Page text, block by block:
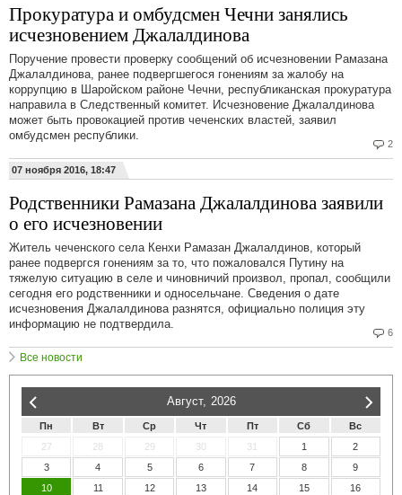
2
Прокуратура и омбудсмен Чечни занялись
исчезновением Джалалдинова
Поручение провести проверку сообщений об исчезновении Рамазана
Джалалдинова, ранее подвергшегося гонениям за жалобу на
коррупцию в Шаройском районе Чечни, республиканская прокуратура
направила в Следственный комитет. Исчезновение Джалалдинова
может быть провокацией против чеченских властей, заявил
омбудсмен республики.
07 ноября 2016, 18:47
6
Родственники Рамазана Джалалдинова заявили
о его исчезновении
Житель чеченского села Кенхи Рамазан Джалалдинов, который
ранее подвергся гонениям за то, что пожаловался Путину на
тяжелую ситуацию в селе и чиновничий произвол, пропал, сообщили
сегодня его родственники и односельчане. Сведения о дате
исчезновения Джалалдинова разнятся, официально полиция эту
информацию не подтвердила.
Все новости
Август, 2026
Пн Вт Ср Чт Пт Сб
Вс
27
28 29 30 31 1
2
3
4 5 6 7 8
9
10
11 12 13 14 15
16